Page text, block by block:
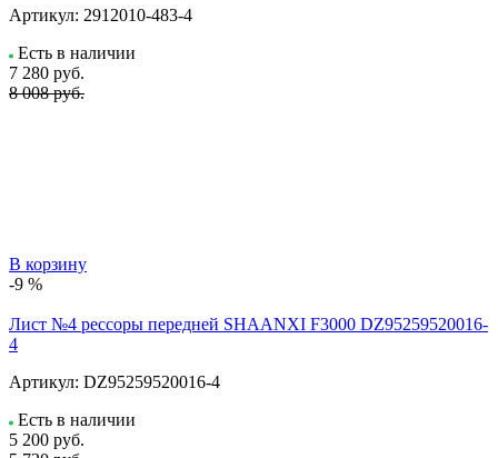
Артикул: 2912010-483-4
Есть в наличии
7 280 руб.
8 008 руб.
В корзину
-9 %
Лист №4 рессоры передней SHAANXI F3000 DZ95259520016-
4
Артикул: DZ95259520016-4
Есть в наличии
5 200 руб.